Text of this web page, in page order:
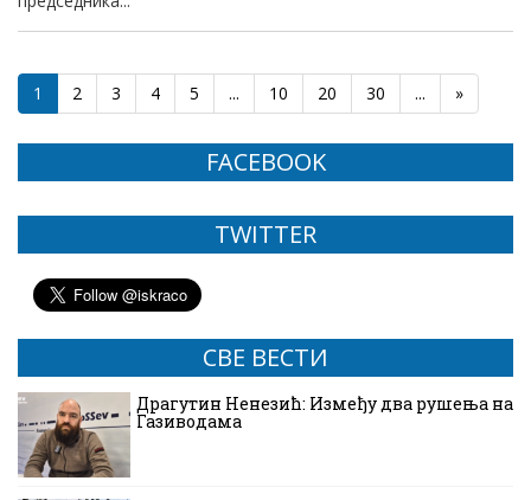
1 2 3 4 5 ... 10 20 30 ... »
FACEBOOK
TWITTER
СВЕ ВЕСТИ
Драгутин Ненезић: Између два рушења на
Газиводама